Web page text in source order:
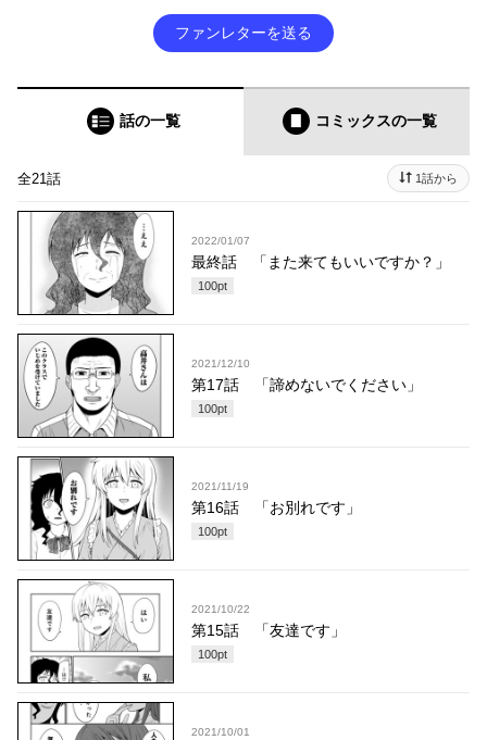
ファンレターを送る
話の一覧 コミックスの一覧
全21話 1話から
2022/01/07
最終話 「また来てもいいですか？」
100pt
2021/12/10
第17話 「諦めないでください」
100pt
2021/11/19
第16話 「お別れです」
100pt
2021/10/22
第15話 「友達です」
100pt
2021/10/01